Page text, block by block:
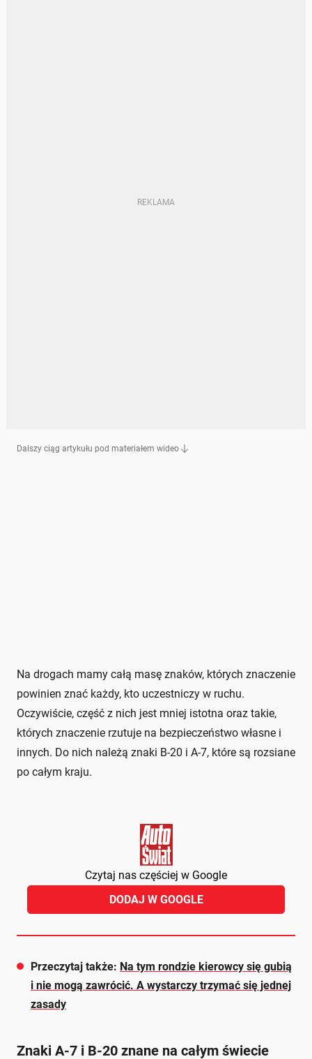
Dalszy ciąg artykułu pod materiałem wideo
Na drogach mamy całą masę znaków, których znaczenie
powinien znać każdy, kto uczestniczy w ruchu.
Oczywiście, część z nich jest mniej istotna oraz takie,
których znaczenie rzutuje na bezpieczeństwo własne i
innych. Do nich należą znaki B-20 i A-7, które są rozsiane
po całym kraju.
Czytaj nas częściej w Google
DODAJ W GOOGLE
Przeczytaj także: Na tym rondzie kierowcy się gubią
i nie mogą zawrócić. A wystarczy trzymać się jednej
zasady
Znaki A-7 i B-20 znane na całym świecie